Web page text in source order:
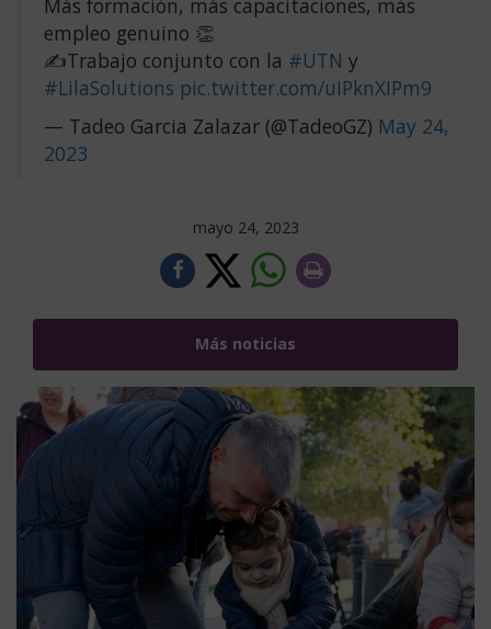
Más formación, más capacitaciones, más
empleo genuino 👏
✍️Trabajo conjunto con la #UTN y
#LilaSolutions pic.twitter.com/uIPknXIPm9
— Tadeo Garcia Zalazar (@TadeoGZ) May 24,
2023
mayo 24, 2023
Más noticias